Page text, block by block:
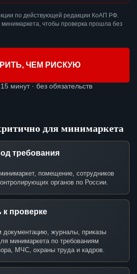
по действующей редакции КоАП РФ.
чтобы проверка прошла без
ЧЕМ РИСКУЮ
минут · без обязательств
для минимаркета
требования
помещение, сотрудников
органов по России.
к проверке
документацию, журналы, приказы
минимаркета по требованиям
МЧС, охраны труда и кадров.